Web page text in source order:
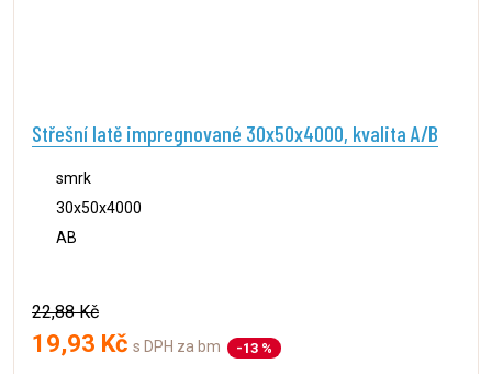
Střešní latě impregnované 30x50x4000, kvalita A/B
smrk
30x50x4000
AB
22,88 Kč
19,93 Kč s DPH za bm -13 %